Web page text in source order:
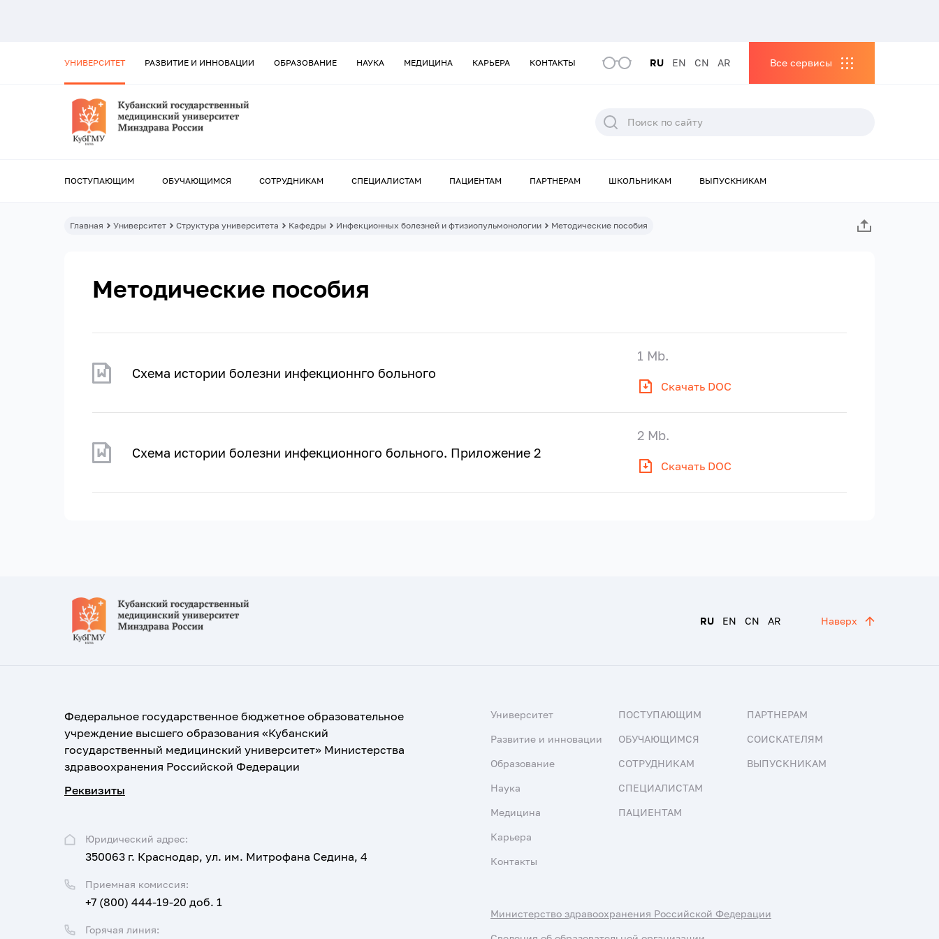
УНИВЕРСИТЕТ РАЗВИТИЕ И ИННОВАЦИИ ОБРАЗОВАНИЕ НАУКА МЕДИЦИНА КАРЬЕРА КОНТАКТЫ RU EN CN AR Все сервисы
ПОСТУПАЮЩИМ ОБУЧАЮЩИМСЯ СОТРУДНИКАМ СПЕЦИАЛИСТАМ ПАЦИЕНТАМ ПАРТНЕРАМ ШКОЛЬНИКАМ ВЫПУСКНИКАМ
Главная Университет Структура университета Кафедры Инфекционных болезней и фтизиопульмонологии Методические пособия
Методические пособия
Схема истории болезни инфекционнго больного
Скачать DOC
1 Mb.
Схема истории болезни инфекционного больного. Приложение 2
Скачать DOC
2 Mb.
RU EN CN AR Наверх
Федеральное государственное бюджетное образовательное
учреждение высшего образования «Кубанский
государственный медицинский университет» Министерства
здравоохранения Российской Федерации
Реквизиты
Юридический адрес:
350063 г. Краснодар, ул. им. Митрофана Седина, 4
Приемная комиссия:
+7 (800) 444-19-20 доб. 1
Горячая линия:
Университет
Развитие и инновации
Образование
Наука
Медицина
Карьера
Контакты
ПОСТУПАЮЩИМ
ОБУЧАЮЩИМСЯ
СОТРУДНИКАМ
СПЕЦИАЛИСТАМ
ПАЦИЕНТАМ
ПАРТНЕРАМ
СОИСКАТЕЛЯМ
ВЫПУСКНИКАМ
Министерство здравоохранения Российской Федерации